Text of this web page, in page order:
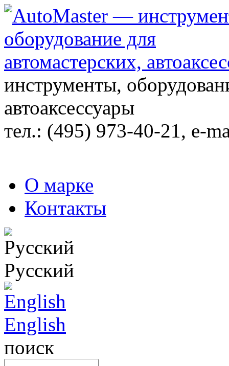
инструменты,
автоаксессуары
тел.: (495) 973-40-21, e-
О марке
Контакты
Русский
English
поиск